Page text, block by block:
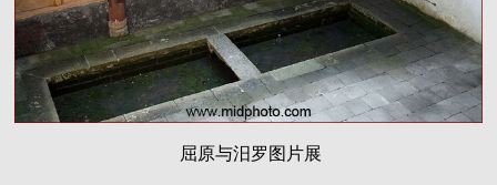
屈原与汨罗图片展